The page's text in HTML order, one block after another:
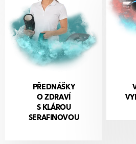
PŘEDNÁŠKY
O ZDRAVÍ
S KLÁROU
SERAFINOVOU